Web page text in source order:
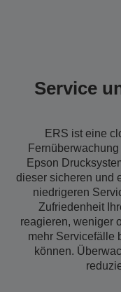
Service
ERS ist eine
Epson
dieser sicheren und
niedrigeren
Zufriedenheit
reagieren, weniger
mehr Servicefälle
können.